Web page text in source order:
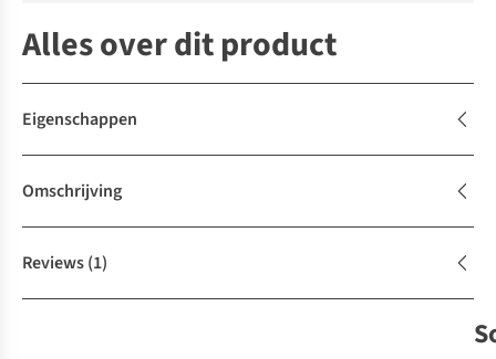
Alles over dit product
Eigenschappen
Omschrijving
Reviews(1)